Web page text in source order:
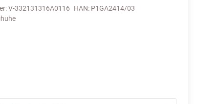
V-332131316A0116 HAN: P1GA2414/03